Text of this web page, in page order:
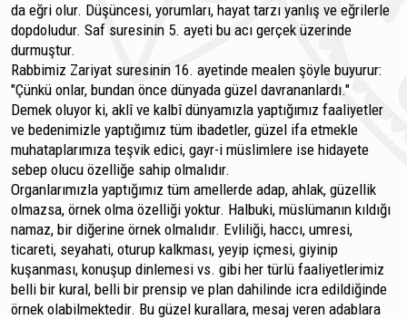
da eğri olur. Dü­şüncesi, yorumları, hayat tarzı yanlış ve eğrilerle
dopdoludur. Saf suresinin 5. ayeti bu acı gerçek üzerinde
durmuş­tur.
Rabbimiz Zariyat suresinin 16. ayetinde mealen şöy­le buyurur:
"Çünkü onlar, bundan önce dünyada güzel davra­nanlardı."
Demek oluyor ki, aklî ve kalbî dünyamızla yaptığı­mız faaliyetler
ve bedenimizle yaptığımız tüm ibadetler, gü­zel ifa etmekle
muhataplarımıza teşvik edici, gayr-i müslimlere ise hidayete
sebep olucu özelliğe sahip olmalı­dır.
Organlarımızla yaptığımız tüm amellerde adap, ah­lak, güzellik
olmazsa, örnek olma özelliği yoktur. Halbuki, müslümanın kıldığı
namaz, bir diğerine örnek olmalıdır. Ev­liliği, haccı, umresi,
ticareti, seyahati, oturup kalkması, yeyip içmesi, giyinip
kuşanması, konuşup dinlemesi vs. gibi her türlü faaliyetlerimiz
belli bir kural, belli bir prensip ve plan dahilinde icra edildiğinde
örnek olabilmektedir. Bu güzel kurallara, mesaj veren adablara